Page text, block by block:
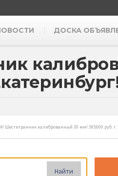
ДОСКА
Шестигранник калиброванный 30 мм! 385000 руб. г.
Найти